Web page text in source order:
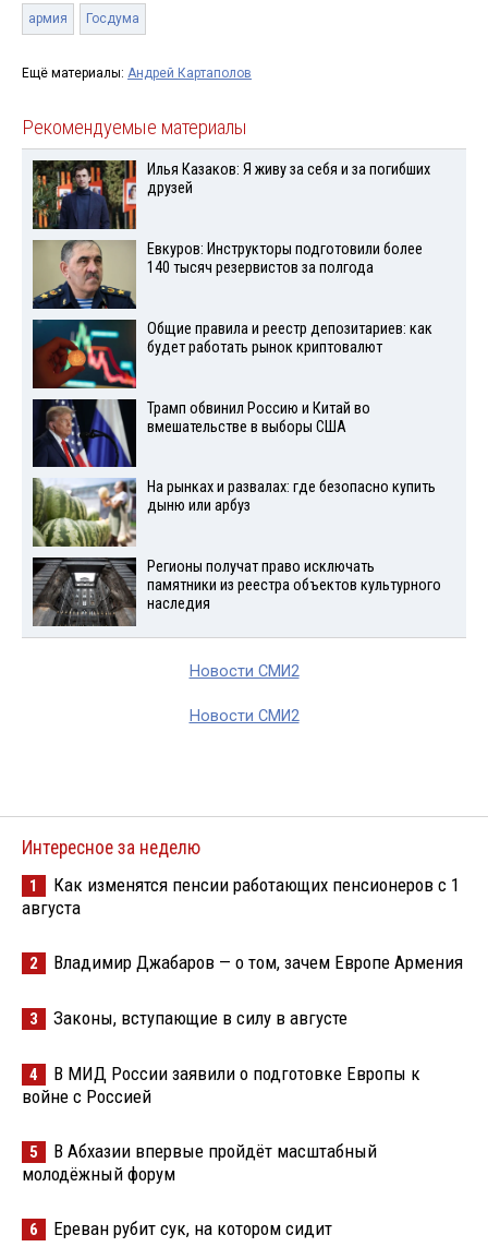
армия Госдума
Ещё материалы: Андрей Картаполов
Рекомендуемые материалы
Илья Казаков: Я живу за себя и за погибших
друзей
Евкуров: Инструкторы подготовили более
140 тысяч резервистов за полгода
Общие правила и реестр депозитариев: как
будет работать рынок криптовалют
Трамп обвинил Россию и Китай во
вмешательстве в выборы США
На рынках и развалах: где безопасно купить
дыню или арбуз
Регионы получат право исключать
памятники из реестра объектов культурного
наследия
Новости СМИ2
Новости СМИ2
Интересное за неделю
1
Как изменятся пенсии работающих пенсионеров с 1
августа
2 Владимир Джабаров — о том, зачем Европе Армения
3 Законы, вступающие в силу в августе
4
В МИД России заявили о подготовке Европы к
войне с Россией
5
В Абхазии впервые пройдёт масштабный
молодёжный форум
6 Ереван рубит сук, на котором сидит